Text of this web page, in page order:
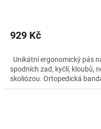
929 Kč
Unikátní ergonomický pás
spodních zad, kyčlí, kloubů,
skoliózou. Ortopedická